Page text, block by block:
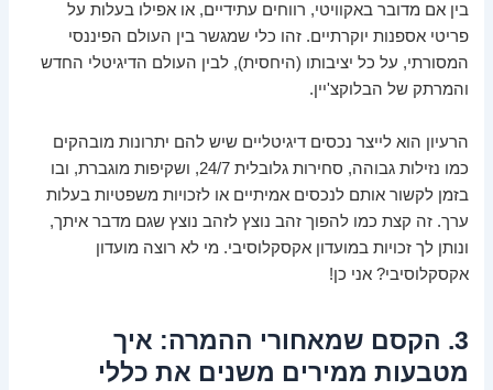
בין אם מדובר באקוויטי, רווחים עתידיים, או אפילו בעלות על
פריטי אספנות יוקרתיים. זהו כלי שמגשר בין העולם הפיננסי
המסורתי, על כל יציבותו (היחסית), לבין העולם הדיגיטלי החדש
והמרתק של הבלוקצ'יין.
הרעיון הוא לייצר נכסים דיגיטליים שיש להם יתרונות מובהקים
כמו נזילות גבוהה, סחירות גלובלית 24/7, ושקיפות מוגברת, ובו
בזמן לקשור אותם לנכסים אמיתיים או לזכויות משפטיות בעלות
ערך. זה קצת כמו להפוך זהב נוצץ לזהב נוצץ שגם מדבר איתך,
ונותן לך זכויות במועדון אקסקלוסיבי. מי לא רוצה מועדון
אקסקלוסיבי? אני כן!
3. הקסם שמאחורי ההמרה: איך
מטבעות ממירים משנים את כללי